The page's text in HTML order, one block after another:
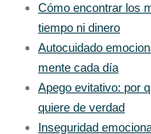
Cómo encontrar los
tiempo ni dinero
Autocuidado
mente cada día
Apego evitativo: por
quiere de verdad
Inseguridad